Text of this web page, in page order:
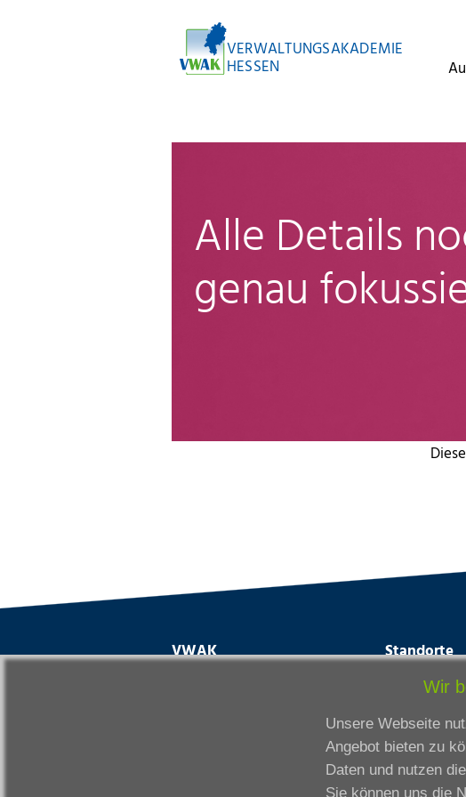
VERWALTUNGSAKADEMIE
HESSEN
Alle Details
genau
VWAK Standorte
Darmstadt
Fulda
Gießen
Kassel
Wir
Unsere Webseite
Angebot bieten zu
Daten und nutzen
Sie können uns die